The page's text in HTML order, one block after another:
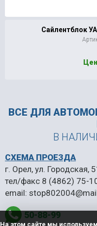
Сайлентблок
ВСЕ ДЛЯ
В
50-88-99
СХЕМА ПРОЕЗДА
г. Орел, ул. Городская,
тел/факс 8 (4862) 75-
email:
На этом сайте мы